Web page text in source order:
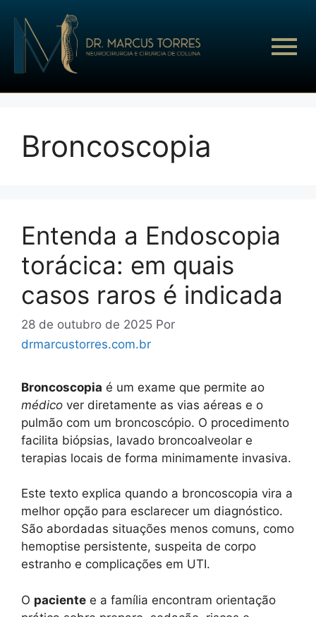
Broncoscopia
Entenda a Endoscopia
torácica: em quais
casos raros é indicada
28 de outubro de 2025 Por
drmarcustorres.com.br
Broncoscopia é um exame que permite ao
médico ver diretamente as vias aéreas e o
pulmão com um broncoscópio. O procedimento
facilita biópsias, lavado broncoalveolar e
terapias locais de forma minimamente invasiva.
Este texto explica quando a broncoscopia vira a
melhor opção para esclarecer um diagnóstico.
São abordadas situações menos comuns, como
hemoptise persistente, suspeita de corpo
estranho e complicações em UTI.
O paciente e a família encontram orientação